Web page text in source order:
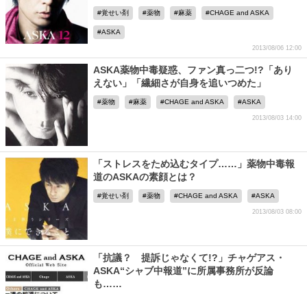
覚せい剤 薬物 麻薬 CHAGE and ASKA
ASKA
2013/08/06 12:00
ASKA薬物中毒疑惑、ファン真っ二つ!?「あり
えない」「繊細さが自身を追いつめた」
薬物 麻薬 CHAGE and ASKA ASKA
2013/08/03 14:00
「ストレスをため込むタイプ……」薬物中毒報
道のASKAの素顔とは？
覚せい剤 薬物 CHAGE and ASKA ASKA
2013/08/03 08:00
「抗議？ 提訴じゃなくて!?」チャゲアス・
ASKA“シャブ中報道”に所属事務所が反論
も……